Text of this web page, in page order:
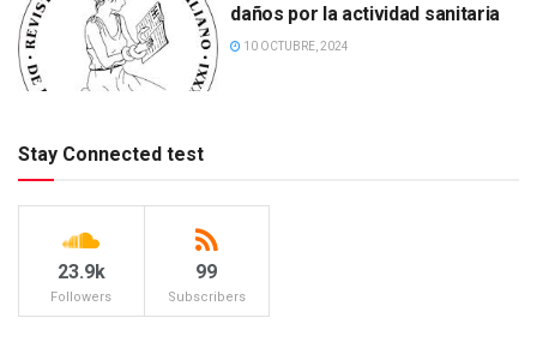
daños por la actividad sanitaria
10 OCTUBRE, 2024
Stay Connected test
23.9k
Followers
99
Subscribers